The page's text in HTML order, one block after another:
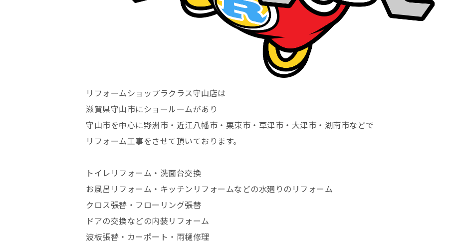
リフォームショップラクラス守山店は
滋賀県守山市にショールームがあり
守山市を中心に野洲市・近江八幡市・栗東市・草津市・大津市・湖南市などで
リフォーム工事をさせて頂いております。
トイレリフォーム・洗面台交換
お風呂リフォーム・キッチンリフォームなどの水廻りのリフォーム
クロス張替・フローリング張替
ドアの交換などの内装リフォーム
波板張替・カーポート・雨樋修理